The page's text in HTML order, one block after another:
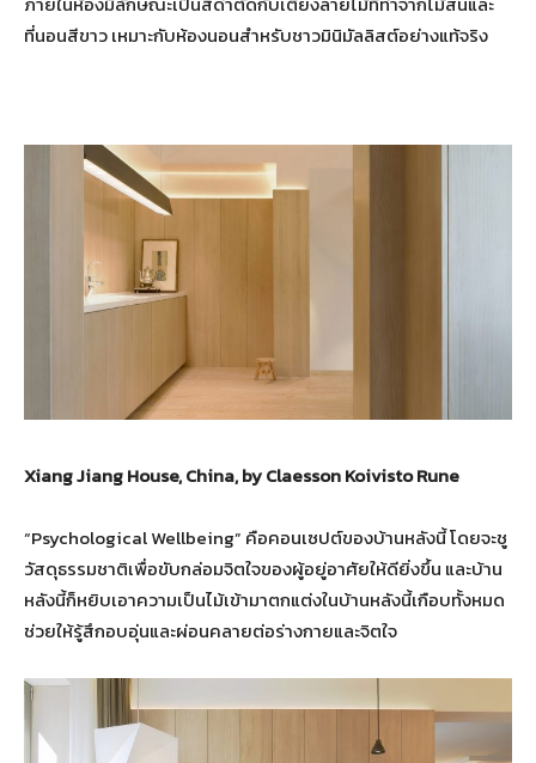
ที่นอนสีขาว เหมาะกับห้องนอนสำหรับชาวมินิมัลลิสต์อย่างแท้จริง
Xiang Jiang House, China, by Claesson Koivisto Rune
“Psychological Wellbeing” คือคอนเซปต์ของบ้านหลังนี้ โดยจะชู
วัสดุธรรมชาติเพื่อขับกล่อมจิตใจของผู้อยู่อาศัยให้ดียิ่งขึ้น และบ้าน
หลังนี้ก็หยิบเอาความเป็นไม้เข้ามาตกแต่งในบ้านหลังนี้เกือบทั้งหมด
ช่วยให้รู้สึกอบอุ่นและผ่อนคลายต่อร่างกายและจิตใจ